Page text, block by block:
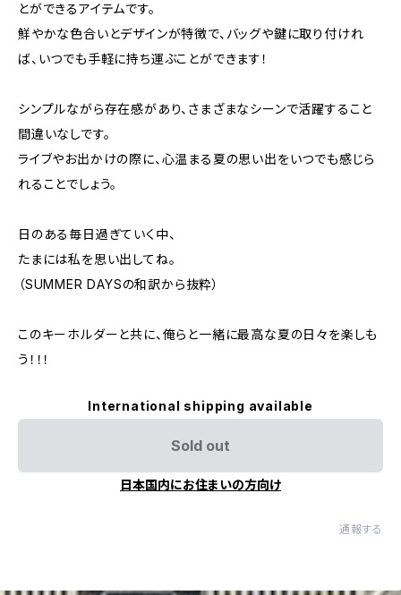
とができるアイテムです。
鮮やかな色合いとデザインが特徴で、バッグや鍵に取り付けれ
ば、いつでも手軽に持ち運ぶことができます！
シンプルながら存在感があり、さまざまなシーンで活躍すること
間違いなしです。
ライブやお出かけの際に、心温まる夏の思い出をいつでも感じら
れることでしょう。
日のある毎日過ぎていく中、
たまには私を思い出してね。
（SUMMER DAYSの和訳から抜粋）
このキーホルダーと共に、俺らと一緒に最高な夏の日々を楽しも
う！！！
International shipping available
Sold out
日本国内にお住まいの方向け
通報する